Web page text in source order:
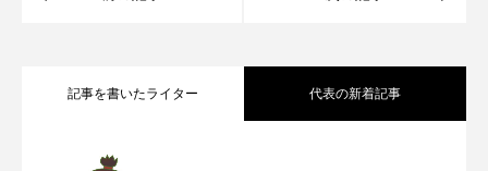
記事を書いたライター 代表の新着記事
2026.08.08